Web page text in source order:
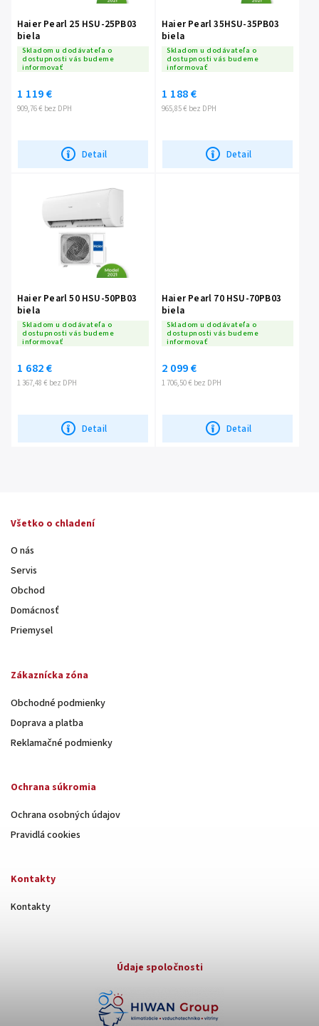
Haier Pearl 25 HSU-25PB03
biela
Skladom u dodávateľa o
dostupnosti vás budeme
informovať
909,76 € bez DPH
1 119 €
Detail
Haier Pearl 35HSU-35PB03
biela
Skladom u dodávateľa o
dostupnosti vás budeme
informovať
965,85 € bez DPH
1 188 €
Detail
Haier Pearl 50 HSU-50PB03
biela
Skladom u dodávateľa o
dostupnosti vás budeme
informovať
1 367,48 € bez DPH
1 682 €
Detail
Haier Pearl 70 HSU-70PB03
biela
Skladom u dodávateľa o
dostupnosti vás budeme
informovať
1 706,50 € bez DPH
2 099 €
Detail
Všetko o chladení
O nás
Servis
Obchod
Domácnosť
Priemysel
Zákaznícka zóna
Obchodné podmienky
Doprava a platba
Reklamačné podmienky
Ochrana súkromia
Ochrana osobných údajov
Pravidlá cookies
Kontakty
Kontakty
Údaje spoločnosti